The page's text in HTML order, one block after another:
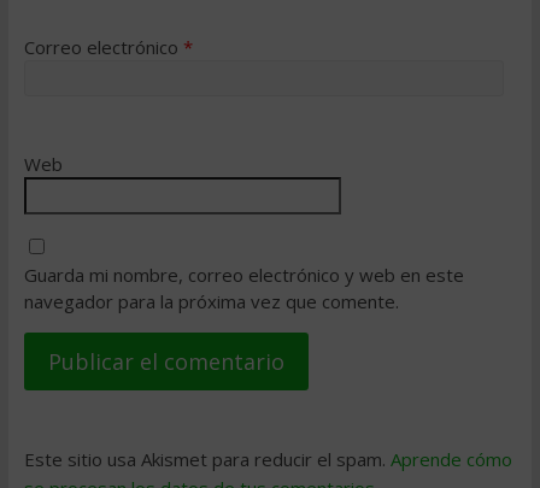
Correo electrónico *
Web
Guarda mi nombre, correo electrónico y web en este
navegador para la próxima vez que comente.
Este sitio usa Akismet para reducir el spam. Aprende cómo